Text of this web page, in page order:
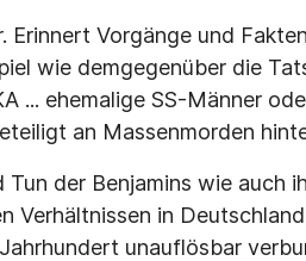
Vorgänge und
wie demgegenüber die
... ehemalige SS-Männer
an Massenmorden
der Benjamins wie auch
Verhältnissen in
unauflösbar